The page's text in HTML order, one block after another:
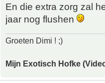
En die extra zorg zal
jaar nog flushen
Groeten Dimi ! ;)
Mijn Exotisch Hofke